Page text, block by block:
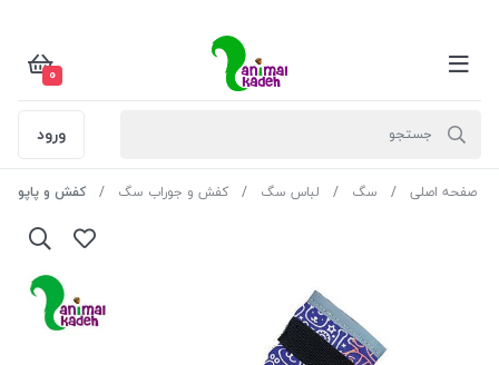
0
ورود
صفحه اصلی سگ لباس سگ کفش و جوراب سگ کفش و پاپوش